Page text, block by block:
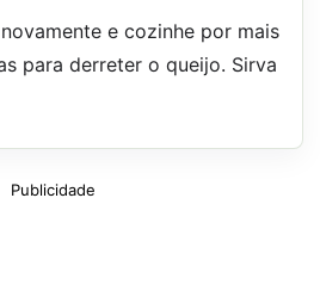
e cozinhe por mais
para derreter o queijo. Sirva
Publicidade